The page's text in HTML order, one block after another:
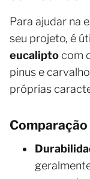
Para ajudar na
seu projeto, é
eucalipto com
pinus e
próprias